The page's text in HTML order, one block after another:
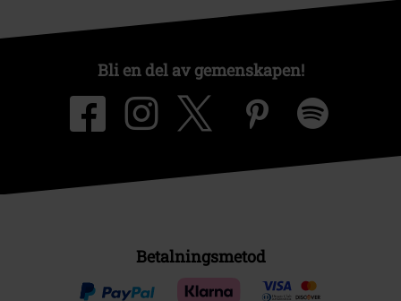
Bli en del av gemenskapen!
Betalningsmetod